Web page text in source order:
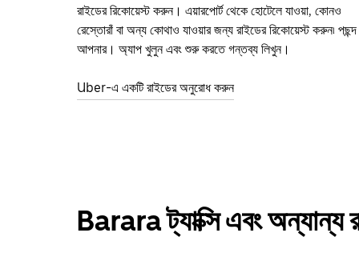
রাইডের রিকোয়েস্ট করুন। এয়ারপোর্ট থেকে হোটেলে যাওয়া, কোনও
রেস্তোরাঁ বা অন্য কোথাও যাওয়ার জন্য রাইডের রিকোয়েস্ট করুন৷ পছন্দ
আপনার। অ্যাপ খুলুন এবং শুরু করতে গন্তব্য লিখুন।
Uber-এ একটি রাইডের অনুরোধ করুন
Barara ট্যাক্সি এবং